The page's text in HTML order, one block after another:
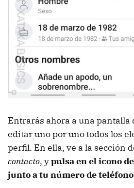
Entrarás ahora a una pantalla
editar uno por uno todos los
perfil. En ella, ve a la sección
contacto, ypulsa en el icono
junto a tu número de teléfono